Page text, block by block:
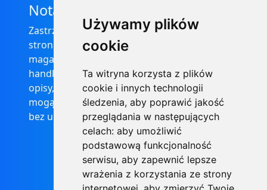
Używamy plików
cookie
Ta witryna korzysta z plików
cookie i innych technologii
śledzenia, aby poprawić jakość
przeglądania w następujących
celach: aby umożliwić
podstawową funkcjonalność
serwisu, aby zapewnić lepsze
wrażenia z korzystania ze strony
Nota prawna
Zastrzega się, że informacje zamieszczone na
stronie internetowej https://informator-
magazynowy.technical.pl/ nie stanowią oferty
handlowej w rozumieniu prawa, ponadto
opisy, dane techniczne i pozostałe informacje
mogą ulec zmianie bez podania przyczyny i
bez uprzedzenia.